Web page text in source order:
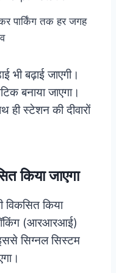
पार्किंग तक हर जगह
भी बढ़ाई जाएगी।
बनाया जाएगा।
ही स्टेशन की दीवारों
किया जाएगा
किया
(आरआरआई)
सिग्नल सिस्टम